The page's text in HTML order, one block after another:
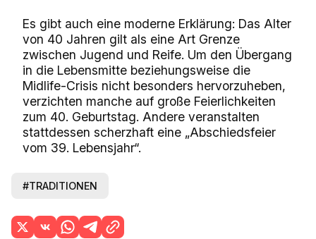
Es gibt auch eine moderne Erklärung: Das Alter
von 40 Jahren gilt als eine Art Grenze
zwischen Jugend und Reife. Um den Übergang
in die Lebensmitte beziehungsweise die
Midlife-Crisis nicht besonders hervorzuheben,
verzichten manche auf große Feierlichkeiten
zum 40. Geburtstag. Andere veranstalten
stattdessen scherzhaft eine „Abschiedsfeier
vom 39. Lebensjahr“.
#TRADITIONEN